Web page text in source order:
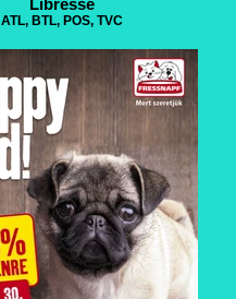
Libresse
ATL, BTL, POS, TVC